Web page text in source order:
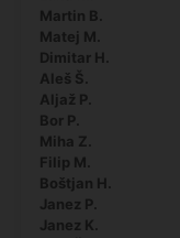
Martin B.
Matej M.
Dimitar H.
Aleš Š.
Aljaž P.
Bor P.
Miha Z.
Filip M.
Boštjan H.
Janez P.
Janez K.